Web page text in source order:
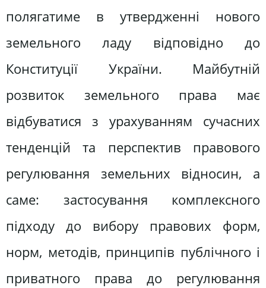
полягатиме в утвердженні нового
земельного ладу відповідно до
Конституції України. Майбутній
розвиток земельного права має
відбуватися з урахуванням сучасних
тенденцій та перспектив правового
регулювання земельних відносин, а
саме: застосування комплексного
підходу до вибору правових форм,
норм, методів, принципів публічного і
приватного права до регулювання